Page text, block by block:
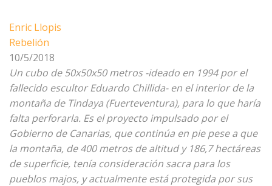
Enric Llopis
Rebelión
10/5/2018
Un cubo de 50x50x50 metros -ideado en 1994 por el
fallecido escultor Eduardo Chillida- en el interior de la
montaña de Tindaya (Fuerteventura), para lo que haría
falta perforarla. Es el proyecto impulsado por el
Gobierno de Canarias, que continúa en pie pese a que
la montaña, de 400 metros de altitud y 186,7 hectáreas
de superficie, tenía consideración sacra para los
pueblos majos, y actualmente está protegida por sus